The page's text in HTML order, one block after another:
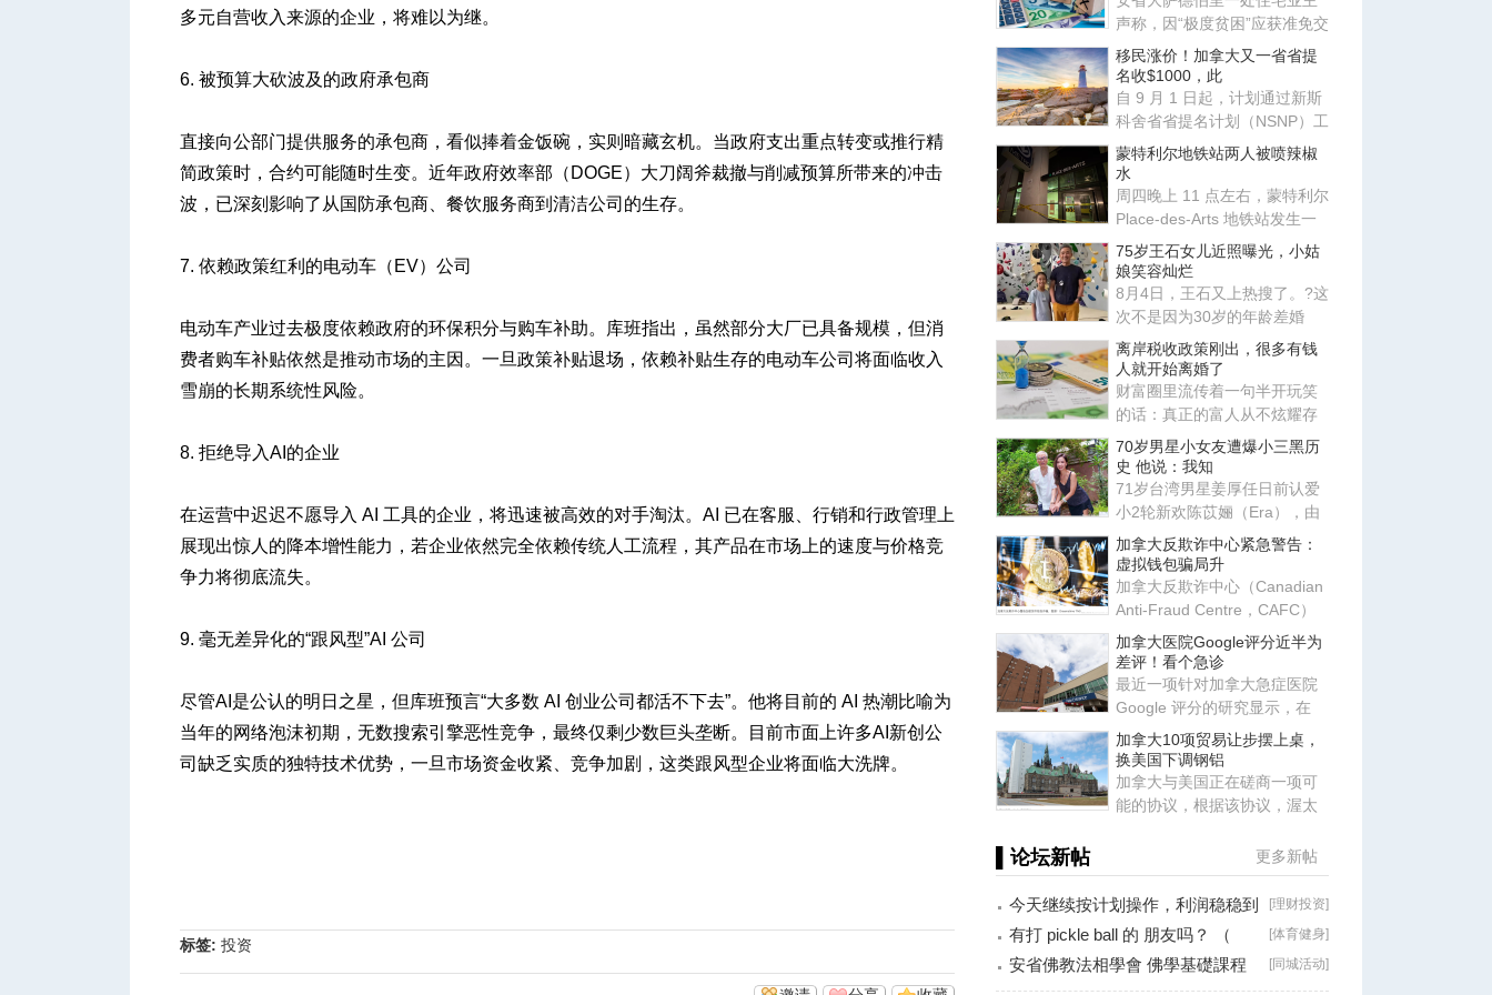
多元自营收入来源的企业，将难以为继。
6. 被预算大砍波及的政府承包商
直接向公部门提供服务的承包商，看似捧着金饭碗，实则暗藏玄机。当政府支出重点转变或推行精
简政策时，合约可能随时生变。近年政府效率部（DOGE）大刀阔斧裁撤与削减预算所带来的冲击
波，已深刻影响了从国防承包商、餐饮服务商到清洁公司的生存。
7. 依赖政策红利的电动车（EV）公司
电动车产业过去极度依赖政府的环保积分与购车补助。库班指出，虽然部分大厂已具备规模，但消
费者购车补贴依然是推动市场的主因。一旦政策补贴退场，依赖补贴生存的电动车公司将面临收入
雪崩的长期系统性风险。
8. 拒绝导入AI的企业
在运营中迟迟不愿导入 AI 工具的企业，将迅速被高效的对手淘汰。AI 已在客服、行销和行政管理上
展现出惊人的降本增性能力，若企业依然完全依赖传统人工流程，其产品在市场上的速度与价格竞
争力将彻底流失。
9. 毫无差异化的“跟风型”AI 公司
尽管AI是公认的明日之星，但库班预言“大多数 AI 创业公司都活不下去”。他将目前的 AI 热潮比喻为
当年的网络泡沫初期，无数搜索引擎恶性竞争，最终仅剩少数巨头垄断。目前市面上许多AI新创公
司缺乏实质的独特技术优势，一旦市场资金收紧、竞争加剧，这类跟风型企业将面临大洗牌。
标签: 投资
声称，因“极度贫困”应获准免交
地税。安省评估复核委员会
移民涨价！加拿大又一省省提
名收$1000，此
自 9 月 1 日起，计划通过新斯
科舍省省提名计划（NSNP）工
作类别申请移民的外国人需缴
蒙特利尔地铁站两人被喷辣椒
水
周四晚上 11 点左右，蒙特利尔
Place-des-Arts 地铁站发生一
起肢体冲突，事件升级导致
75岁王石女儿近照曝光，小姑
娘笑容灿烂
8月4日，王石又上热搜了。?这
次不是因为30岁的年龄差婚
姻，也不是因为田朴珺又说了
什
离岸税收政策刚出，很多有钱
人就开始离婚了
财富圈里流传着一句半开玩笑
的话：真正的富人从不炫耀存
款，他们炫耀的是律师、会计
师
70岁男星小女友遭爆小三黑历
史 他说：我知
71岁台湾男星姜厚任日前认爱
小2轮新欢陈苡㛤（Era），由
于她自称台大“3硕1博”、智商
加拿大反欺诈中心紧急警告：
虚拟钱包骗局升
加拿大反欺诈中心（Canadian
Anti-Fraud Centre，CAFC）
近日发布最新警告，提醒所有
使
加拿大医院Google评分近半为
差评！看个急诊
最近一项针对加拿大急症医院
Google 评分的研究显示，在
2017-2022 年间，研究团队共
加拿大10项贸易让步摆上桌，
换美国下调钢铝
加拿大与美国正在磋商一项可
能的协议，根据该协议，渥太
▌论坛新帖 更多新帖
[理财投资]
今天继续按计划操作，利润稳稳到
手！
[体育健身]
有打 pickle ball 的 朋友吗？ （
Brossard
[同城活动]
安省佛教法相學會 佛學基礎課程
（第二十八